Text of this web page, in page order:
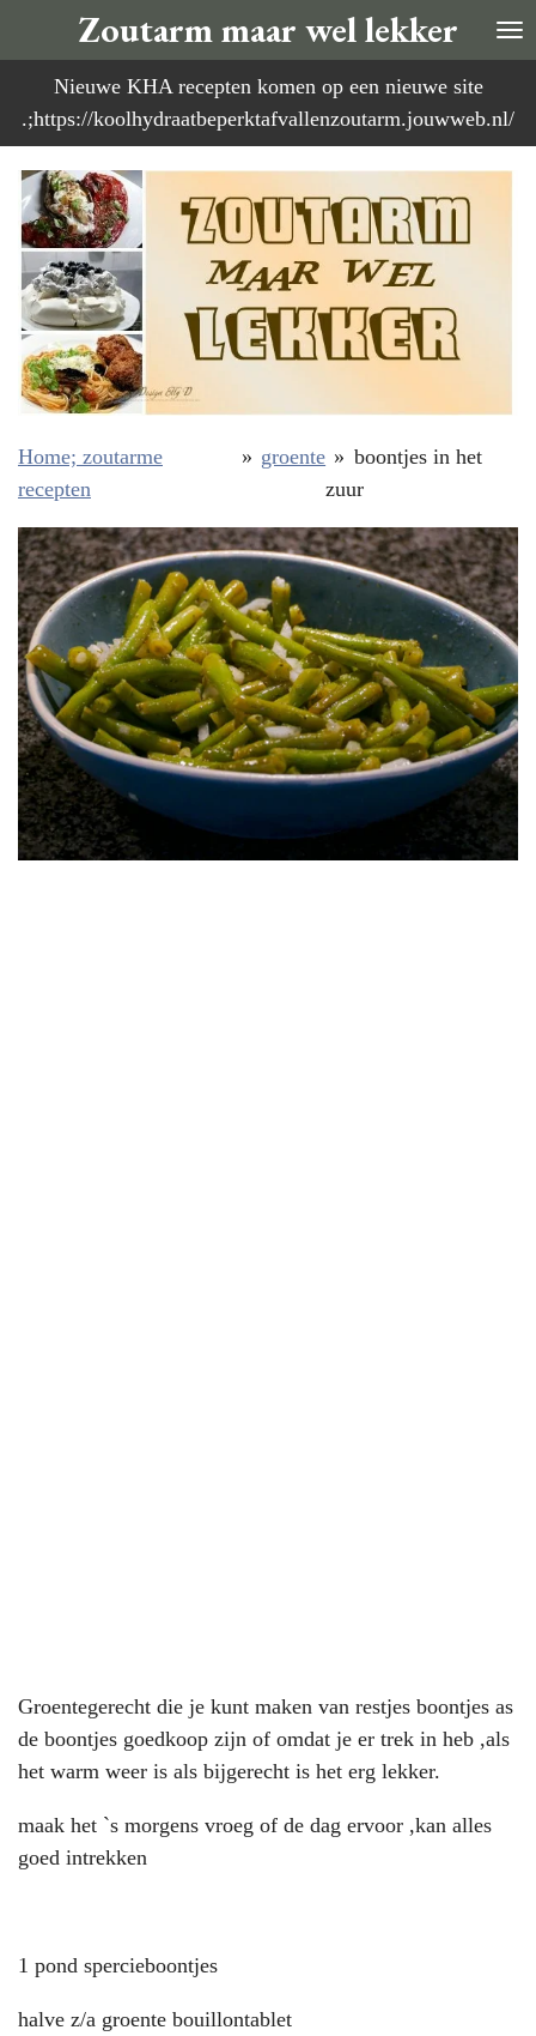
direct
naar
de
Zoutarm maar wel lekker
Nieuwe KHA recepten komen op een nieuwe site
.;https://koolhydraatbeperktafvallenzoutarm.jouwweb.nl/
Home; zoutarme
recepten
» groente » boontjes in het
zuur
Groentegerecht die je kunt maken van restjes boontjes as
de boontjes goedkoop zijn of omdat je er trek in heb ,als
het warm weer is als bijgerecht is het erg lekker.
maak het `s morgens vroeg of de dag ervoor ,kan alles
goed intrekken
1 pond spercieboontjes
halve z/a groente bouillontablet